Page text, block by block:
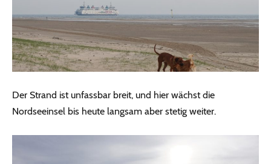
Der Strand ist unfassbar breit, und hier wächst die
Nordseeinsel bis heute langsam aber stetig weiter.